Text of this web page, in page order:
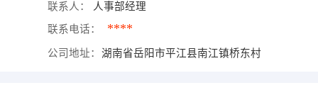
联系人： 人事部经理
联系电话： ****
公司地址： 湖南省岳阳市平江县南江镇桥东村